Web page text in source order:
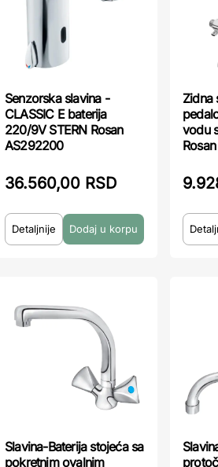
Senzorska slavina -
CLASSIC E baterija
220/9V STERN Rosan
AS292200
36.560,00 RSD
Detaljnije
Zidna
vodu
Rosan
Slavina-Baterija stojeća sa
pokretnim ovalnim